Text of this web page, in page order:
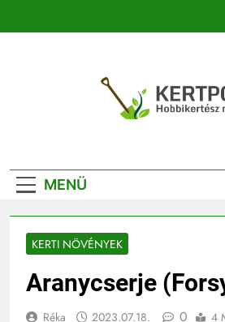
MENÜ
KERTI NÖVÉNYEK
Aranycserje
Réka 2023.07.18. 0 4